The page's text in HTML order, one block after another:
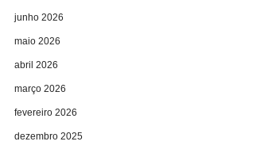
junho 2026
maio 2026
abril 2026
março 2026
fevereiro 2026
dezembro 2025